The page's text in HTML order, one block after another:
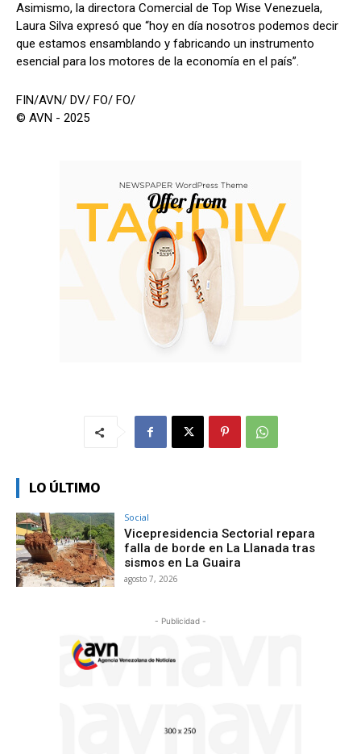
Asimismo, la directora Comercial de Top Wise Venezuela,
Laura Silva expresó que “hoy en día nosotros podemos decir
que estamos ensamblando y fabricando un instrumento
esencial para los motores de la economía en el país”.
FIN/AVN/ DV/ FO/ FO/
© AVN - 2025
LO ÚLTIMO
Social
Vicepresidencia Sectorial repara
falla de borde en La Llanada tras
sismos en La Guaira
agosto 7, 2026
- Publicidad -